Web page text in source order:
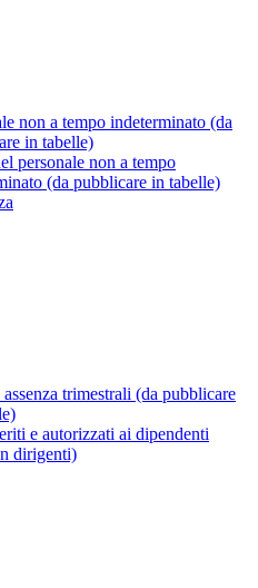
non a tempo indeterminato (da
in tabelle)
personale non a tempo
(da pubblicare in tabelle)
assenza trimestrali (da pubblicare
e autorizzati ai dipendenti
dirigenti)